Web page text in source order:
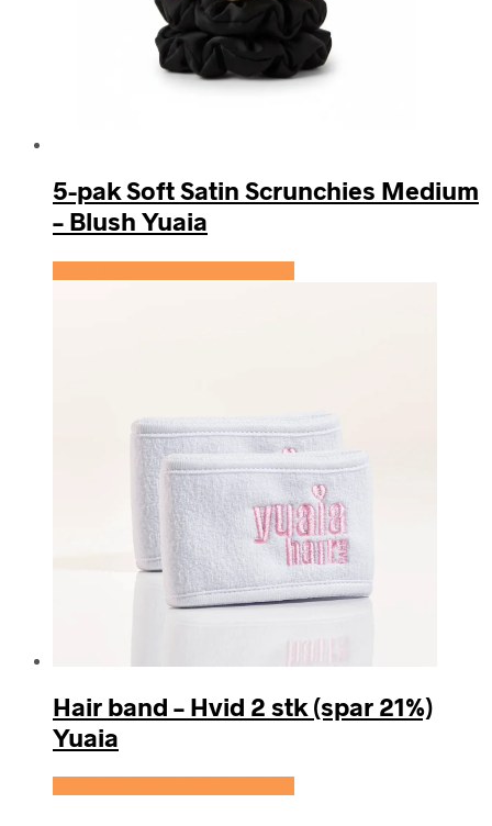
5-pak Soft Satin Scrunchies Medium
– Blush Yuaia
Hair band – Hvid 2 stk (spar 21%)
Yuaia